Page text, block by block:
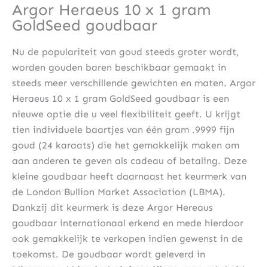
Argor Heraeus 10 x 1 gram
GoldSeed goudbaar
Nu de populariteit van goud steeds groter wordt,
worden gouden baren beschikbaar gemaakt in
steeds meer verschillende gewichten en maten. Argor
Heraeus 10 x 1 gram GoldSeed goudbaar is een
nieuwe optie die u veel flexibiliteit geeft. U krijgt
tien individuele baartjes van één gram .9999 fijn
goud (24 karaats) die het gemakkelijk maken om
aan anderen te geven als cadeau of betaling. Deze
kleine goudbaar heeft daarnaast het keurmerk van
de London Bullion Market Association (LBMA).
Dankzij dit keurmerk is deze Argor Hereaus
goudbaar internationaal erkend en mede hierdoor
ook gemakkelijk te verkopen indien gewenst in de
toekomst. De goudbaar wordt geleverd in